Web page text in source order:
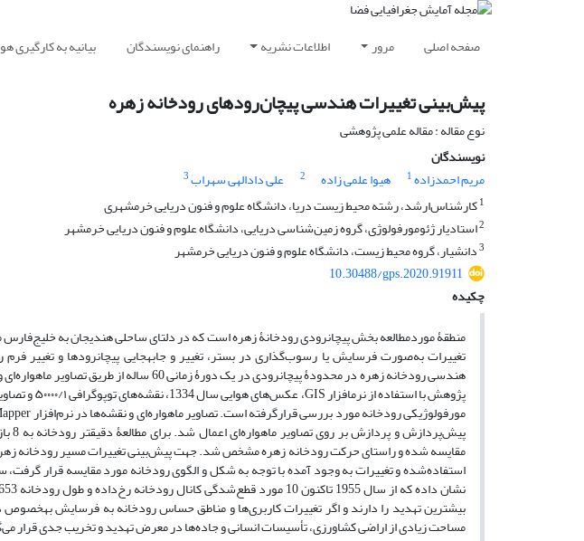
صفحه اصلی مرور اطلاعات نشریه راهنمای نویسندگان بیانیه به
پیش‌بینی تغییرات هندسی پیچان‌رودهای رودخانه زهره
نوع مقاله : مقاله علمی پژوهشی
نویسندگان
مریم احمدزاده1 هیوا علمی زاده 2 علی دادالهی سهراب3
1کارشناس‌ارشد، رشته محیط زیست دریا، دانشگاه علوم و فنون دریایی خرمشهری
2استادیار ژئومورفولوژی، گروه زمین‌شناسی دریایی، دانشگاه علوم و فنون دریایی خرمشهر
3دانشیار، گروه محیط زیست، دانشگاه علوم و فنون دریایی خرمشهر
10.30488/gps.2020.91911
چکیده
منطقۀ موردمطالعه بخش پیچان­رودی رودخانۀ زهره است که در دلتای ساحلی هندیجان به
تغییرات به‌صورت فرسایش یا رسوب‌گذاری در بستر، تغییر و جابه­جایی پیچان­رود­ها و تغییر
هندسی رودخانه زهره در محدودۀ پیچان­رودی در یک
مقایسه شده و راستای حرکت رودخانه زهره مشخص شد. جهت پیش‌بینی تغییرات مسیر رودخانه
بیشترین تهدید را دارند و اگر تغییرات کاربری‌ها و مناطق حساس رودخانه به فرسایش به­خصوص
مساحت زیادی از اراضی کشاورزی، تأسیسات انسانی و جاده‌ها در معرض تهدید و تخریب جدی قرار